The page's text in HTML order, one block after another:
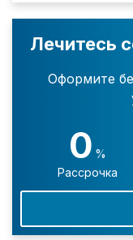
Лечитесь
Оформите
0 %
Рассрочка